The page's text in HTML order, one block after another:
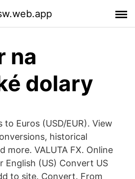
na
dolary
to Euros (USD/EUR). View
historical
more. VALUTA FX. Online
English (US) Convert US
to site. Convert. From